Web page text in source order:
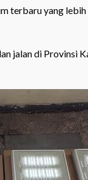
yang lebih
jalan di Provinsi